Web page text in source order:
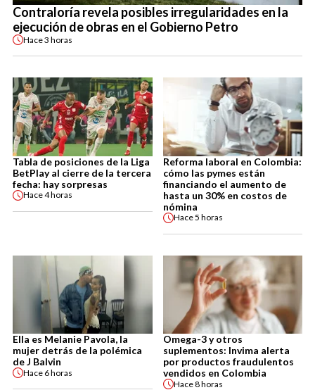
Contraloría revela posibles irregularidades en la
ejecución de obras en el Gobierno Petro
Hace3 horas
Tabla de posiciones de la Liga
BetPlay al cierre de la tercera
fecha: hay sorpresas
Hace4 horas
Reforma laboral en Colombia:
cómo las pymes están
financiando el aumento de
hasta un 30% en costos de
nómina
Hace5 horas
Ella es Melanie Pavola, la
mujer detrás de la polémica
de J Balvin
Hace 6 horas
Omega-3 y otros
suplementos: Invima alerta
por productos fraudulentos
vendidos en Colombia
Hace8 horas